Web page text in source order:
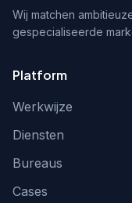
Wij matchen
gespecialiseerde
Platform
Werkwijze
Diensten
Bureaus
Cases